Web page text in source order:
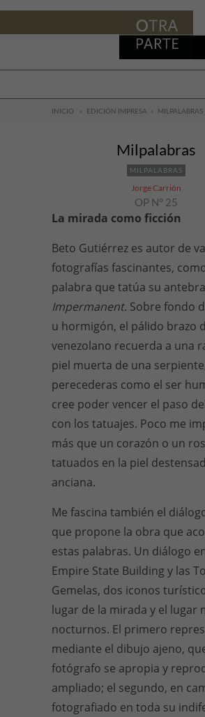
INICIO » EDICIÓN IMPRESA » MILPALABRAS
Milpalabras
MILPALABRAS
Jorge Carrión
OP N° 25
La mirada como ficción
Beto Gutiérrez es autor de
fotografías fascinantes,
palabra que tatúa su
Impermanent. Sobre fondo
u hormigón, el pálido brazo
venezolano recuerda a una
piel muerta de una
perecederas como el ser
cree poder vencer el paso
con los tatuajes. Poco me
más que un corazón o un
tatuados en la piel
anciana.
Me fascina también el
que propone la obra que
estas palabras. Un diálogo
Empire State Building y las
Gemelas, dos iconos
lugar de la mirada y el lugar
nocturnos. El primero
mediante el dibujo ajeno,
fotógrafo se apropia y
ampliado; el segundo, en
fotografiado en toda su